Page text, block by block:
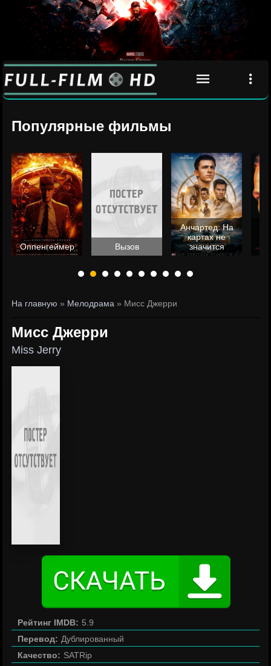
Популярные фильмы
Оппенгеймер Вызов
Анчартед: На
картах не
значится
На главную » Мелодрама » Мисс Джерри
Мисс Джерри
Miss Jerry
Рейтинг IMDB: 5.9
Перевод: Дублированный
Качество: SATRip